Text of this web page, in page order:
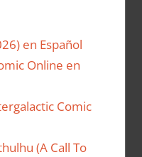
en Español
Online en
Comic
(A Call To